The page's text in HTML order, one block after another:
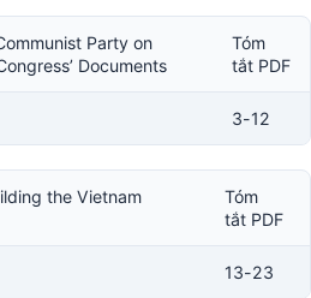
Party on
Documents
Tóm
tắt PDF
3-12
the Vietnam
Tóm
tắt PDF
13-23